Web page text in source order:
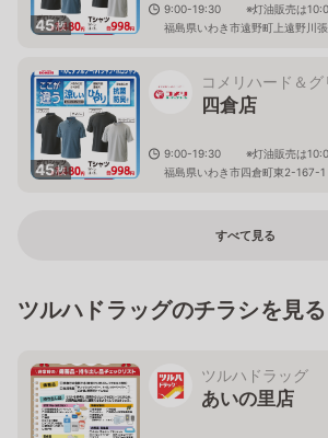
45枚
9:00-19:30 ※灯油販売は
福島県いわき市遠野町上遠野川
45枚
コメリハード＆グ
四倉店
9:00-19:30 ※灯油販売は
福島県いわき市四倉町東2-167-1
すべて見る
ツルハドラッグのチラシを見る
ツルハドラッグ
あいの里店